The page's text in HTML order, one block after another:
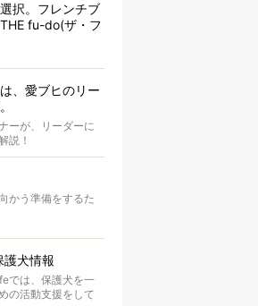
択。フレンチブ
fu-do(ザ・フ
、愛ブヒのリー
ーが、リーダーに
説！
かう準備をするた
護犬情報
では、保護犬を一
の活動支援をして